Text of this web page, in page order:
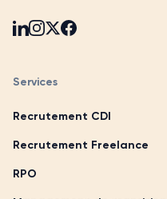
Services
Recrutement CDI
Recrutement Freelance
RPO